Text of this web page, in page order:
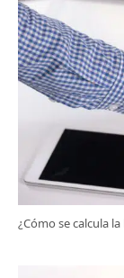
¿Cómo se calcula